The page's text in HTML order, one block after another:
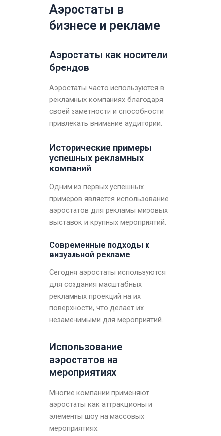
Аэростаты в
бизнесе и рекламе
Аэростаты как носители
брендов
Аэростаты часто используются в
рекламных компаниях благодаря
своей заметности и способности
привлекать внимание аудитории.
Исторические примеры
успешных рекламных
компаний
Одним из первых успешных
примеров является использование
аэростатов для рекламы мировых
выставок и крупных мероприятий.
Современные подходы к
визуальной рекламе
Сегодня аэростаты используются
для создания масштабных
рекламных проекций на их
поверхности, что делает их
незаменимыми для мероприятий.
Использование
аэростатов на
мероприятиях
Многие компании применяют
аэростаты как аттракционы и
элементы шоу на массовых
мероприятиях.